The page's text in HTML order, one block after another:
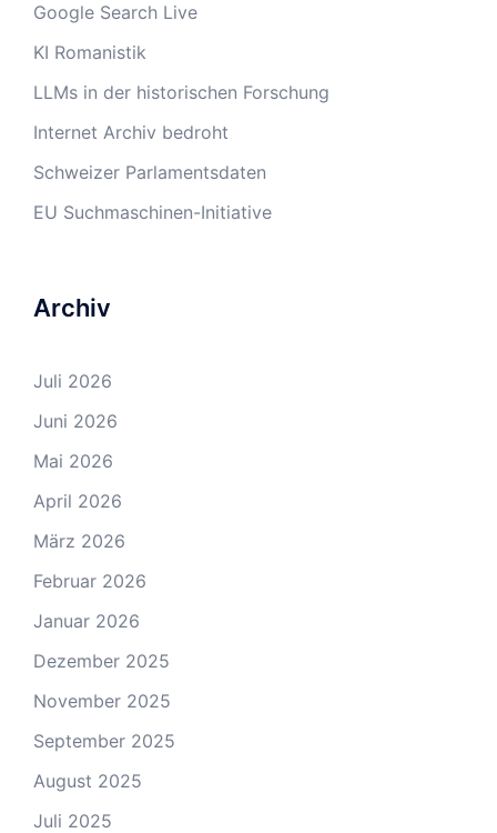
Google Search Live
KI Romanistik
LLMs in der historischen Forschung
Internet Archiv bedroht
Schweizer Parlamentsdaten
EU Suchmaschinen-Initiative
Archiv
Juli 2026
Juni 2026
Mai 2026
April 2026
März 2026
Februar 2026
Januar 2026
Dezember 2025
November 2025
September 2025
August 2025
Juli 2025